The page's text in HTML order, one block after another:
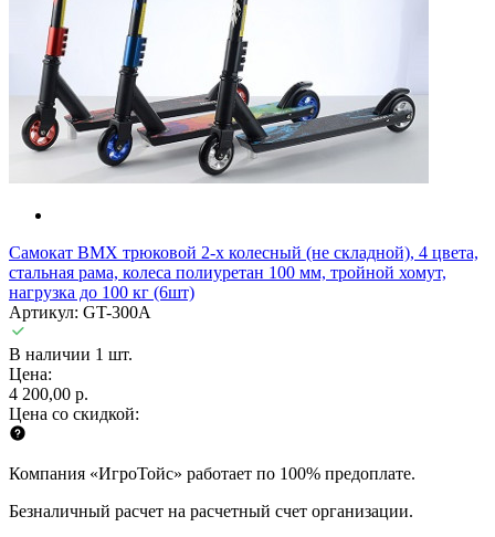
Самокат BMX трюковой 2-х колесный (не складной), 4 цвета,
стальная рама, колеса полиуретан 100 мм, тройной хомут,
нагрузка до 100 кг (6шт)
Артикул: GT-300A
В наличии 1 шт.
Цена:
4 200,00 р.
Цена со скидкой:
Компания «ИгроТойс» работает по 100% предоплате.
Безналичный расчет на расчетный счет организации.